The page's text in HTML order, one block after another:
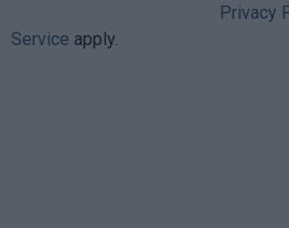
Privacy
Service apply.